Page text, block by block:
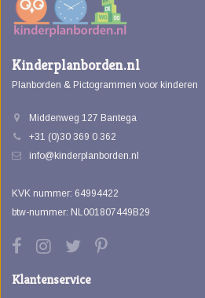
Kinderplanborden.nl
Planborden & Pictogrammen voor kinderen
Middenweg 127 Bantega
+31 (0)30 369 0 362
info@kinderplanborden.nl
KVK nummer: 64994422
btw-nummer: NL001807449B29
Klantenservice